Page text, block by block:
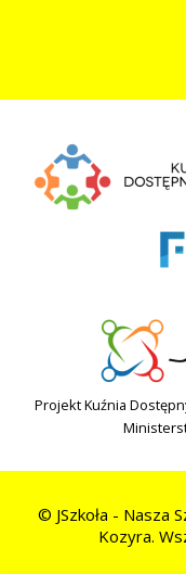
Projekt Kuźnia
© JSzkoła - Nasza
Kozyra.